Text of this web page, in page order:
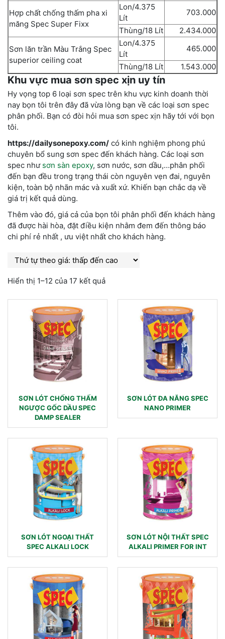
Hợp chất chống thấm pha xi
măng Spec Super Fixx
Lon/4.375
Lít
703.000
Thùng/18 Lít
2.434.000
Sơn lăn trần Màu Trắng Spec
superior ceiling coat
Lon/4.375
Lít
465.000
Thùng/18 Lít
1.543.000
Khu vực mua sơn spec xịn uy tín
Hy vọng top 6 loại sơn spec trên khu vực kinh doanh thời
nay bọn tôi trên đây đã vừa lòng bạn về các loại sơn spec
phân phối. Bạn có đòi hỏi mua sơn spec xịn hãy tới với bọn
tôi.
https://dailysonepoxy.com/ có kinh nghiệm phong phú
chuyên bổ sung sơn spec đến khách hàng. Các loại sơn
spec như sơn sàn epoxy, sơn nước, sơn dầu,…phân phối
đến bạn đều trong trạng thái còn nguyên vẹn đai, nguyên
kiện, toàn bộ nhãn mác và xuất xứ. Khiến bạn chắc dạ về
giá trị kết quả dùng.
Thêm vào đó, giá cả của bọn tôi phân phối đến khách hàng
đã được hài hòa, đặt điều kiện nhằm đem đến thông báo
chi phí rẻ nhất , ưu việt nhất cho khách hàng.
Hiển thị 1–12 của 17 kết quả
SƠN LÓT CHỐNG THẤM
NGƯỢC GỐC DẦU SPEC
DAMP SEALER
SƠN LÓT ĐA NĂNG SPEC
NANO PRIMER
SƠN LÓT NGOẠI THẤT
SPEC ALKALI LOCK
SƠN LÓT NỘI THẤT SPEC
ALKALI PRIMER FOR INT